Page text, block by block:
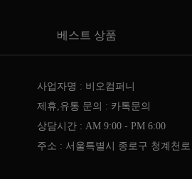
베스트 상품
사업자명 : 비오컴퍼니
제휴,유통 문의 : 카톡문의
상담시간 : AM 9:00 - PM 6:00
주소 : 서울특별시 종로구 청계천로